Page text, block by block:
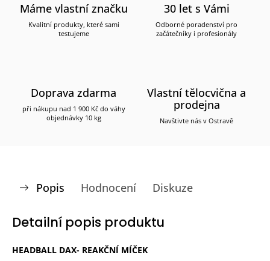
Máme vlastní značku
Kvalitní produkty, které sami
testujeme
30 let s Vámi
Odborné poradenství pro
začátečníky i profesionály
Doprava zdarma
při nákupu nad 1 900 Kč do váhy
objednávky 10 kg
Vlastní tělocvična a
prodejna
Navštivte nás v Ostravě
Popis Hodnocení Diskuze
Detailní popis produktu
HEADBALL DAX- REAKČNÍ MÍČEK